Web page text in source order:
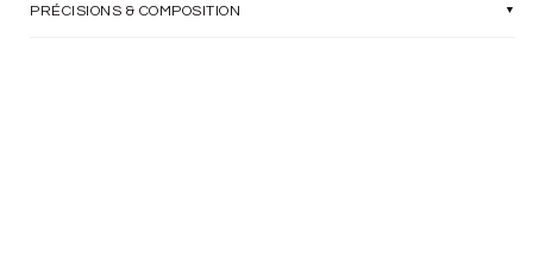
PRÉCISIONS & COMPOSITION